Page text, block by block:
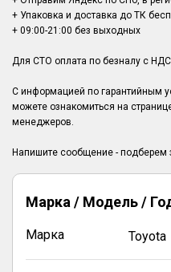
+ Упаковка и доставка до ТК
+ 09:00-21:00 без выходных
Для СТО оплата по безналу с
С информацией по гарантийным
можете ознакомиться на
менеджеров.
Марка / Модель /
Марка Toyota